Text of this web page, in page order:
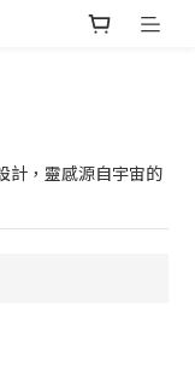
計，靈感源自宇宙的